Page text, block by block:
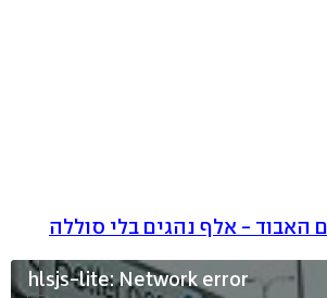
האבוד - אלף נהגים בלי סוללה
hlsjs-lite: Network error